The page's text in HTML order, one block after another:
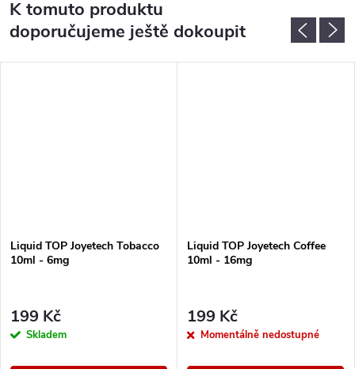
K tomuto produktu
doporučujeme ještě dokoupit
Liquid TOP Joyetech Tobacco
10ml - 6mg
199 Kč
Skladem
Liquid TOP Joyetech Coffee
10ml - 16mg
199 Kč
Momentálně nedostupné